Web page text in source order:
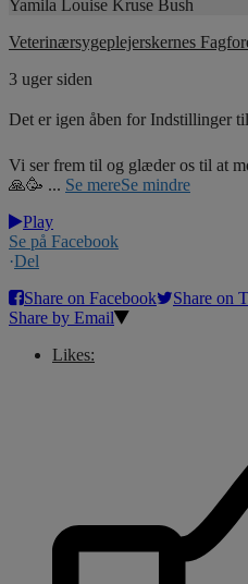
Yamila Louise Kruse Bush
Veterinærsygeplejerskernes
3 uger siden
Det er igen åben for Indstillinger
Vi ser frem til og glæder os til at
🙏🥳 ... Se mereSe mindre
Play
Se på Facebook
·Del
Share on Facebook
Share on
Share by Email
Likes: